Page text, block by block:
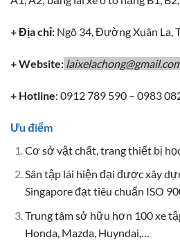
+ Địa chỉ: Ngõ 34, Đường Xuân La,
+ Website:
+ Hotline: 0912 789 590 – 0983
Ưu điểm
Cơ sở vật chất, trang thiết bị
Sân tập lái hiện đại được xây
Singapore đạt tiêu chuẩn ISO
Trung tâm sở hữu hơn 100 xe
Honda, Mazda, Huyndai,…